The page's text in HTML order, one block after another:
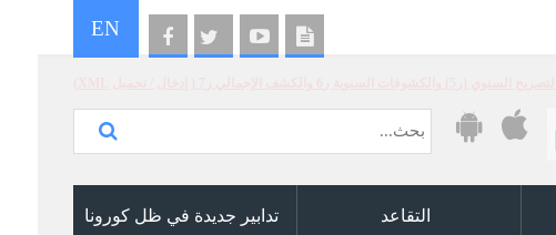
EN
التقاعد تدابير جديدة في ظل كورونا